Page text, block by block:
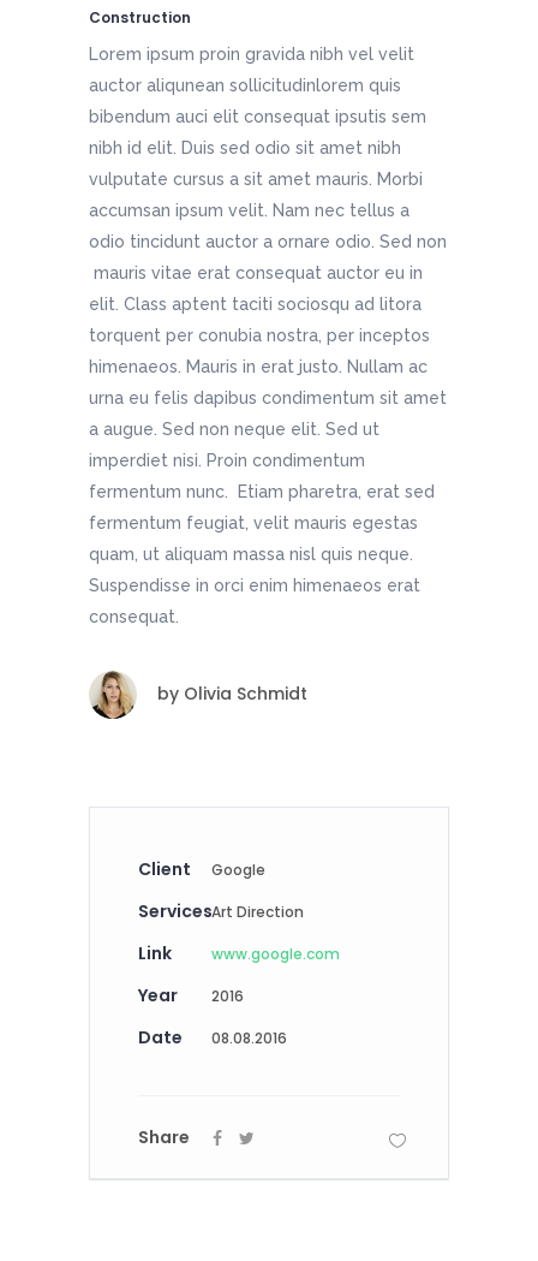
Construction
Lorem ipsum proin gravida nibh vel velit
auctor aliqunean sollicitudinlorem quis
bibendum auci elit consequat ipsutis sem
nibh id elit. Duis sed odio sit amet nibh
vulputate cursus a sit amet mauris. Morbi
accumsan ipsum velit. Nam nec tellus a
odio tincidunt auctor a ornare odio. Sed non
mauris vitae erat consequat auctor eu in
elit. Class aptent taciti sociosqu ad litora
torquent per conubia nostra, per inceptos
himenaeos. Mauris in erat justo. Nullam ac
urna eu felis dapibus condimentum sit amet
a augue. Sed non neque elit. Sed ut
imperdiet nisi. Proin condimentum
fermentum nunc. Etiam pharetra, erat sed
fermentum feugiat, velit mauris egestas
quam, ut aliquam massa nisl quis neque.
Suspendisse in orci enim himenaeos erat
consequat.
by Olivia Schmidt
Client Google
ServicesArt Direction
Link www.google.com
Year 2016
Date 08.08.2016
Share